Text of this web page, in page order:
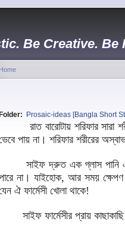
Be Creative. Be
Home
Folder: Prosaic-ideas [Bangla Short
রাত বারোটায় শরিফার সারা
পায় না। শরিফার শরীরের
সাইফ দ্রুত এক গ্লাস পানি এনে
না। যাইহোক, আর সময়
ঐ ফার্মেসী খোলা থাকে!
সাইফ ফার্মেসীর প্রায়